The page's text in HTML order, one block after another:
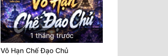
1 tháng trước
Vô Hạn Chế Đạo Chủ